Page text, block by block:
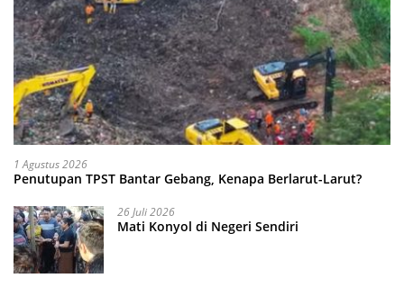
1 Agustus 2026
Penutupan TPST Bantar Gebang, Kenapa Berlarut-Larut?
26 Juli 2026
Mati Konyol di Negeri Sendiri